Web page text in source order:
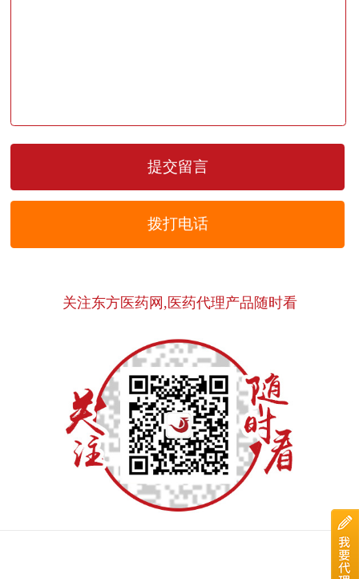
拨打电话
关注东方医药网,医药代理产品随时看